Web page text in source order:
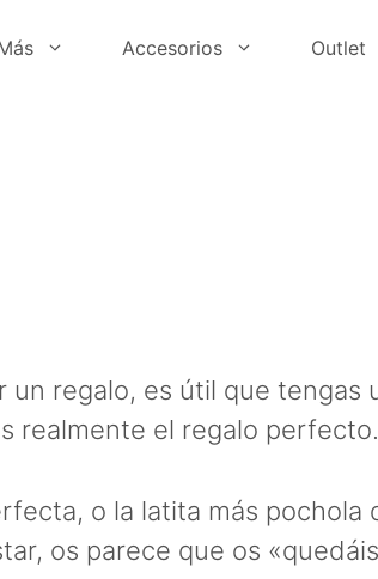
Accesorios Outlet
regalo, es útil que tengas
realmente el regalo perfecto.
o la latita más pochola
os parece que os